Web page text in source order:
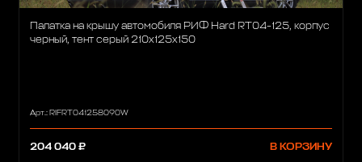
Палатка на крышу автомобиля РИФ Hard RT04-125, корпус
черный, тент серый 210х125х150
Арт.: RIFRT041258090W
204 040 ₽ В КОРЗИНУ